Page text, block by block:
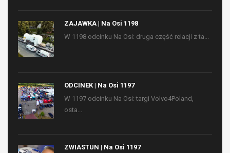
ZAJAWKA | Na Osi 1198
W 1198 odcinku Na Osi: druga część relacji z ta...
ODCINEK | Na Osi 1197
W 1197 odcinku Na Osi: targi Volvo4Poland,
osta...
ZWIASTUN | Na Osi 1197